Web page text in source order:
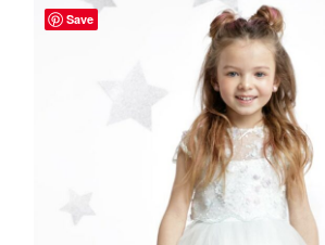
Save